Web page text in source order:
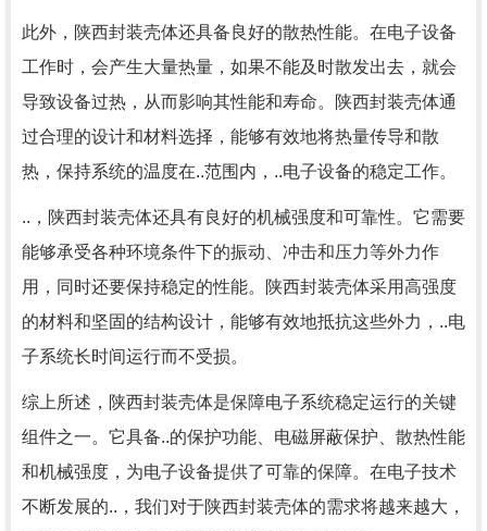
此外，陕西封装壳体还具备良好的散热性能。在电子设备
工作时，会产生大量热量，如果不能及时散发出去，就会
导致设备过热，从而影响其性能和寿命。陕西封装壳体通
过合理的设计和材料选择，能够有效地将热量传导和散
热，保持系统的温度在..范围内，..电子设备的稳定工作。
..，陕西封装壳体还具有良好的机械强度和可靠性。它需要
能够承受各种环境条件下的振动、冲击和压力等外力作
用，同时还要保持稳定的性能。陕西封装壳体采用高强度
的材料和坚固的结构设计，能够有效地抵抗这些外力，..电
子系统长时间运行而不受损。
综上所述，陕西封装壳体是保障电子系统稳定运行的关键
组件之一。它具备..的保护功能、电磁屏蔽保护、散热性能
和机械强度，为电子设备提供了可靠的保障。在电子技术
不断发展的..，我们对于陕西封装壳体的需求将越来越大，